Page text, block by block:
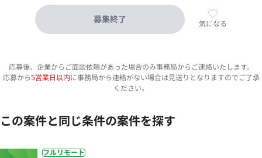
募集終了 気になる
応募後、企業からご面談依頼があった場合のみ事務局からご連絡いたします。
応募から5営業日以内に事務局から連絡がない場合は見送りとなりますのでご了承
ください。
この案件と同じ条件の案件を探す
フルリモート